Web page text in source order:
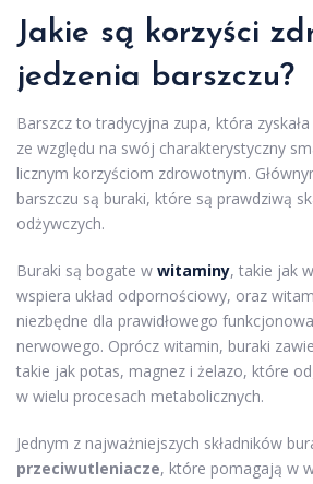
Jakie są korzyści
jedzenia barszczu?
Barszcz to tradycyjna zupa, która
ze względu na swój charakterystyczny
licznym korzyściom zdrowotnym.
barszczu są buraki, które są prawdziwą
odżywczych.
Buraki są bogate w witaminy, takie jak
wspiera układ odpornościowy, oraz
niezbędne dla prawidłowego
nerwowego. Oprócz witamin, buraki
takie jak potas, magnez i żelazo, które
w wielu procesach metabolicznych.
Jednym z najważniejszych składników
przeciwutleniacze, które pomagają w